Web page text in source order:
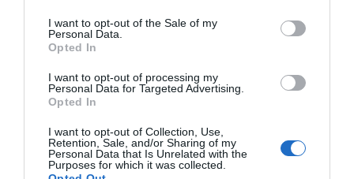
I want to opt-out of the Sale of my
Personal Data.
Opted In
I want to opt-out of processing my
Personal Data for Targeted Advertising.
Opted In
I want to opt-out of Collection, Use,
Retention, Sale, and/or Sharing of my
Personal Data that Is Unrelated with the
Purposes for which it was collected.
Compartir
Imprimir